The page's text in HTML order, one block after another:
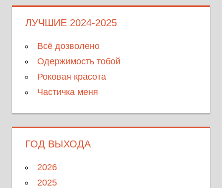
ЛУЧШИЕ 2024-2025
Всё дозволено
Одержимость тобой
Роковая красота
Частичка меня
ГОД ВЫХОДА
2026
2025